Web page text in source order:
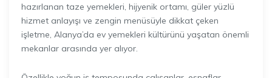
hazırlanan taze yemekleri, hijyenik ortamı, güler yüzlü
hizmet anlayışı ve zengin menüsüyle dikkat çeken
işletme, Alanya’da ev yemekleri kültürünü yaşatan önemli
mekanlar arasında yer alıyor.